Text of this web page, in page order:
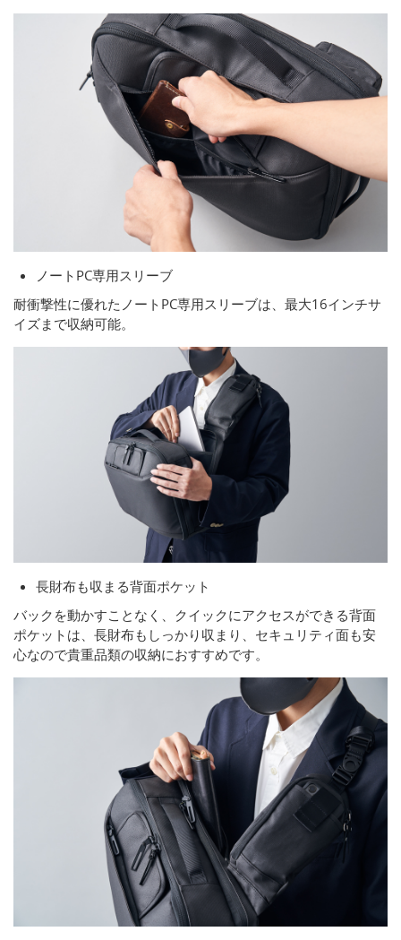
ノートPC専用スリーブ
耐衝撃性に優れたノートPC専用スリーブは、最大16インチサ
イズまで収納可能。
長財布も収まる背面ポケット
バックを動かすことなく、クイックにアクセスができる背面
ポケットは、長財布もしっかり収まり、セキュリティ面も安
心なので貴重品類の収納におすすめです。